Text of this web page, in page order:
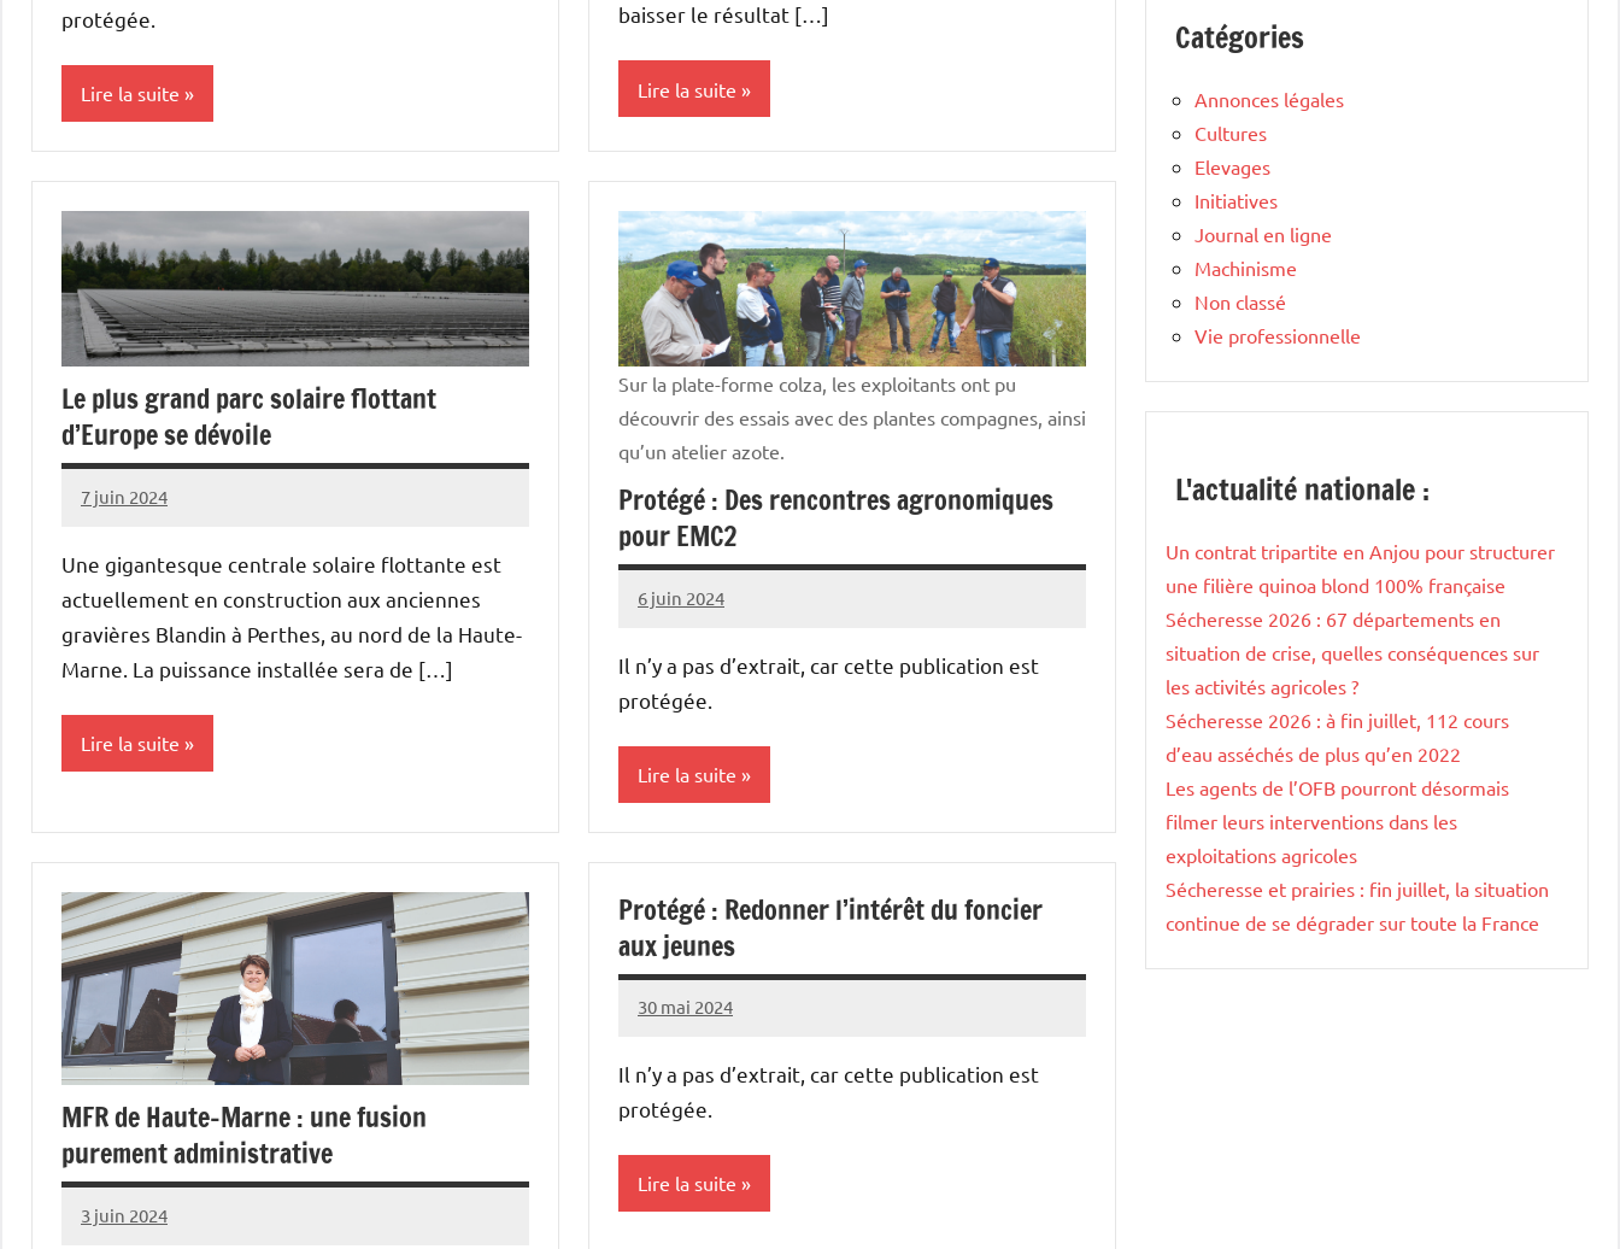
protégée.
Lire la suite
baisser le résultat […]
Lire la suite
Le plus grand parc solaire flottant
d’Europe se dévoile
7 juin 2024
Thibaut
Une gigantesque centrale solaire flottante est
actuellement en construction aux anciennes
gravières Blandin à Perthes, au nord de la Haute-
Marne. La puissance installée sera de […]
Lire la suite
Sur la plate-forme colza, les exploitants ont pu
découvrir des essais avec des plantes compagnes, ainsi
qu’un atelier azote.
Protégé : Des rencontres agronomiques
pour EMC2
6 juin 2024
Thibaut
Il n’y a pas d’extrait, car cette publication est
protégée.
Lire la suite
MFR de Haute-Marne : une fusion
purement administrative
3 juin 2024
Thibaut
Protégé : Redonner l’intérêt du foncier
aux jeunes
30 mai 2024
Thibaut
Il n’y a pas d’extrait, car cette publication est
protégée.
Lire la suite
Catégories
Annonces légales
Cultures
Elevages
Initiatives
Journal en ligne
Machinisme
Non classé
Vie professionnelle
L'actualité nationale :
Un contrat tripartite en Anjou pour structurer
une filière quinoa blond 100% française
Sécheresse 2026 : 67 départements en
situation de crise, quelles conséquences sur
les activités agricoles ?
Sécheresse 2026 : à fin juillet, 112 cours
d’eau asséchés de plus qu’en 2022
Les agents de l’OFB pourront désormais
filmer leurs interventions dans les
exploitations agricoles
Sécheresse et prairies : fin juillet, la situation
continue de se dégrader sur toute la France